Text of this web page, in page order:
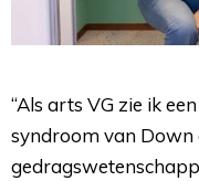
“Als arts VG zie ik
syndroom van Down